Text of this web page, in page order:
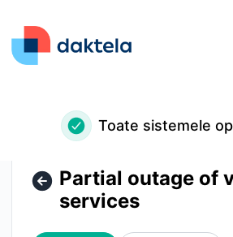
Toate sistemele
Partial outage of
services